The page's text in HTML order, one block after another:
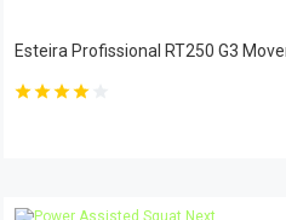
Esteira Profissional RT250 G3